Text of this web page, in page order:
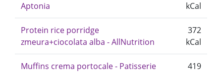
Aptonia
kCal
Protein rice porridge
zmeura+ciocolata alba - AllNutrition
372
kCal
Muffins crema portocale - Patisserie
419